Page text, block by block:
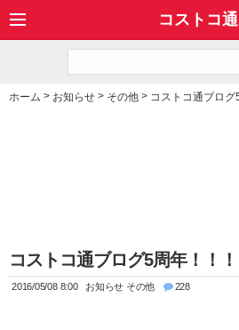
コストコ通
ホーム > お知らせ > その他 >
コストコ通ブログ5周年！！！
2016/05/08 8:00 お知らせ その他 228